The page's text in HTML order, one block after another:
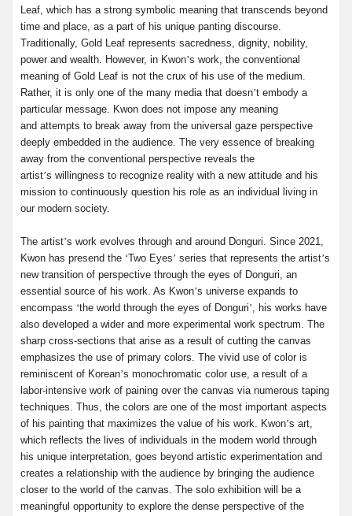
Leaf, which has a strong symbolic meaning that transcends beyond
time and place, as a part of his unique panting discourse.
Traditionally, Gold Leaf represents sacredness, dignity, nobility,
power and wealth. However, in Kwon’s work, the conventional
meaning of Gold Leaf is not the crux of his use of the medium.
Rather, it is only one of the many media that doesn’t embody a
particular message. Kwon does not impose any meaning
and attempts to break away from the universal gaze perspective
deeply embedded in the audience. The very essence of breaking
away from the conventional perspective reveals the
artist’s willingness to recognize reality with a new attitude and his
mission to continuously question his role as an individual living in
our modern society.
The artist’s work evolves through and around Donguri. Since 2021,
Kwon has presend the ‘Two Eyes’ series that represents the artist’s
new transition of perspective through the eyes of Donguri, an
essential source of his work. As Kwon’s universe expands to
encompass ‘the world through the eyes of Donguri’, his works have
also developed a wider and more experimental work spectrum. The
sharp cross-sections that arise as a result of cutting the canvas
emphasizes the use of primary colors. The vivid use of color is
reminiscent of Korean’s monochromatic color use, a result of a
labor-intensive work of paining over the canvas via numerous taping
techniques. Thus, the colors are one of the most important aspects
of his painting that maximizes the value of his work. Kwon’s art,
which reflects the lives of individuals in the modern world through
his unique interpretation, goes beyond artistic experimentation and
creates a relationship with the audience by bringing the audience
closer to the world of the canvas. The solo exhibition will be a
meaningful opportunity to explore the dense perspective of the